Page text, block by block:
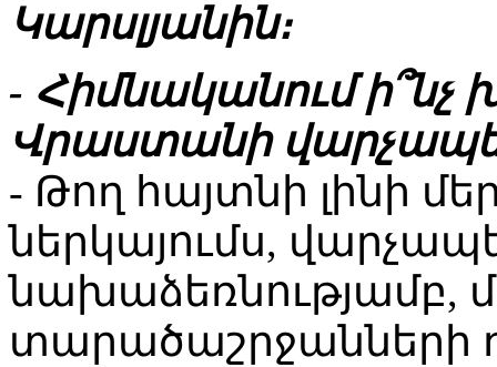
Կարսլյանին։
- Հիմնականում ի՞նչ
Վրաստանի
- Թող հայտնի լինի
ներկայումս,
նախաձեռնությամբ,
տարածաշրջանների